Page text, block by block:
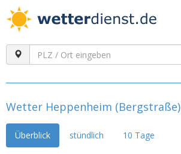
Wetter Heppenheim (Bergstraße)
Überblick stündlich 10 Tage